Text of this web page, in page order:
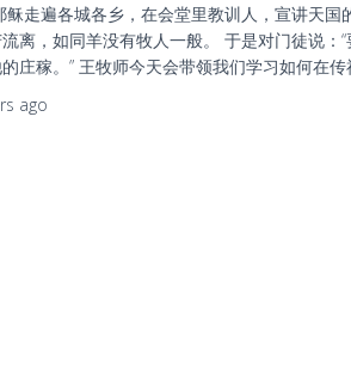
稣走遍各城各乡，在会堂里教训人，宣讲天
离，如同羊没有牧人一般。 于是对门徒说：
庄稼。” 王牧师今天会带领我们学习如何在传
ago